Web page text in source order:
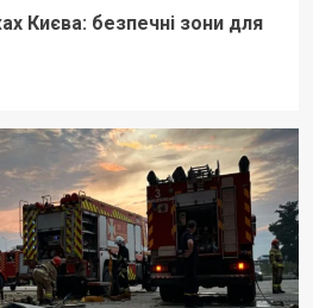
Києва: безпечні зони для